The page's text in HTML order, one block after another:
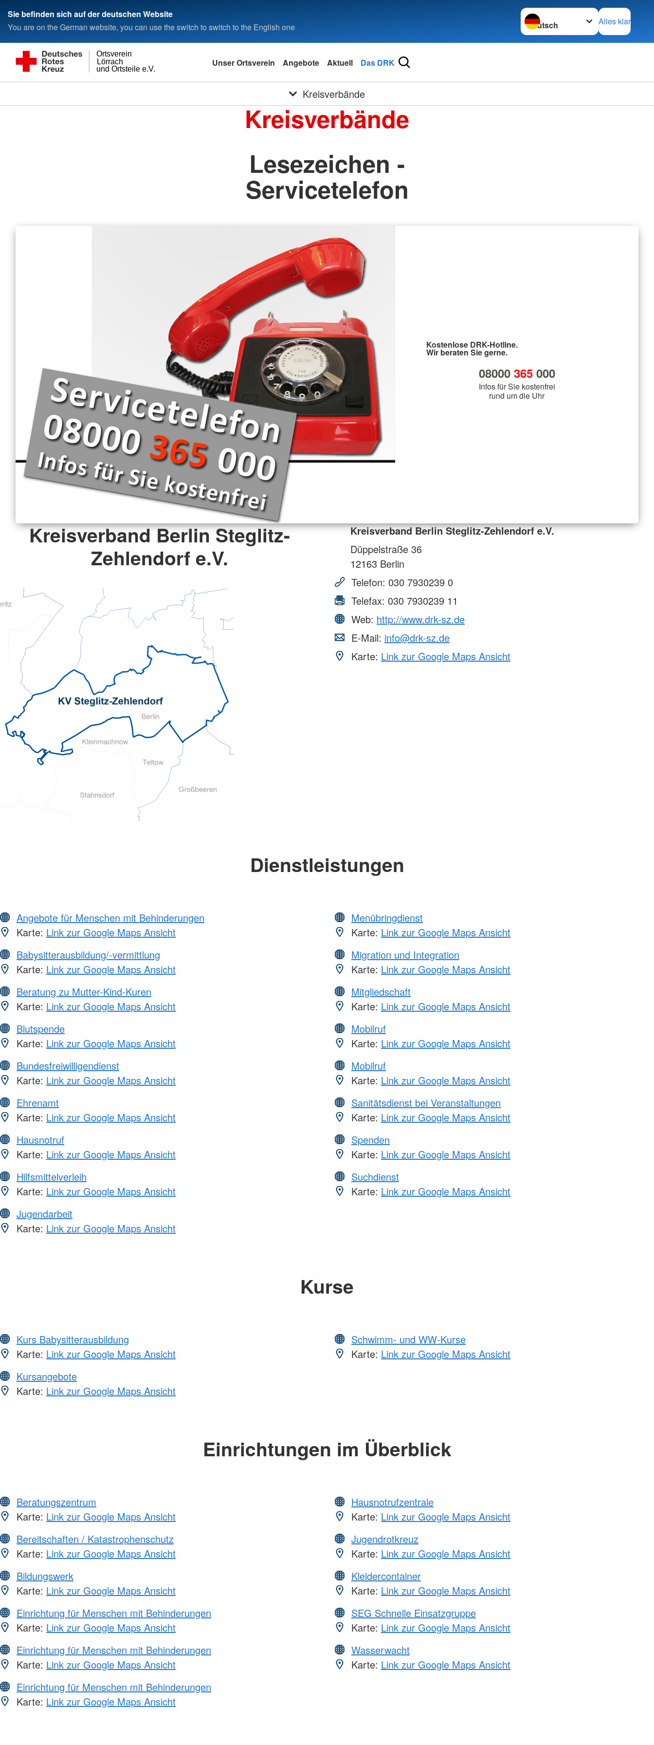
Sie befinden sich auf der deutschen Website
You are on the German website, you can use the switch to switch to the English one
Sprache wechseln zu
Alles klar
und Ortsteile e.V.
Lörrach
Ortsverein
Unser Ortsverein Angebote Aktuell Das DRK
Kreisverbände
Kreisverbände
Lesezeichen -
Servicetelefon
Kostenlose DRK-Hotline.
Wir beraten Sie gerne.
08000 365000
Infos für Sie kostenfrei
rund um die Uhr
Kreisverband Berlin Steglitz-
Zehlendorf e.V.
Kreisverband Berlin Steglitz-Zehlendorf e.V.
Düppelstraße 36
12163 Berlin
Telefon: 030 7930239 0
Telefax: 030 7930239 11
Web: http://www.drk-sz.de
E-Mail: info@drk-sz.de
Karte: Link zur Google Maps Ansicht
Dienstleistungen
Angebote für Menschen mit Behinderungen
Karte: Link zur Google Maps Ansicht
Babysitterausbildung/-vermittlung
Karte: Link zur Google Maps Ansicht
Beratung zu Mutter-Kind-Kuren
Karte: Link zur Google Maps Ansicht
Blutspende
Karte: Link zur Google Maps Ansicht
Bundesfreiwilligendienst
Karte: Link zur Google Maps Ansicht
Ehrenamt
Karte: Link zur Google Maps Ansicht
Hausnotruf
Karte: Link zur Google Maps Ansicht
Hilfsmittelverleih
Karte: Link zur Google Maps Ansicht
Jugendarbeit
Karte: Link zur Google Maps Ansicht
Menübringdienst
Karte: Link zur Google Maps Ansicht
Migration und Integration
Karte: Link zur Google Maps Ansicht
Mitgliedschaft
Karte: Link zur Google Maps Ansicht
Mobilruf
Karte: Link zur Google Maps Ansicht
Mobilruf
Karte: Link zur Google Maps Ansicht
Sanitätsdienst bei Veranstaltungen
Karte: Link zur Google Maps Ansicht
Spenden
Karte: Link zur Google Maps Ansicht
Suchdienst
Karte: Link zur Google Maps Ansicht
Kurse
Kurs Babysitterausbildung
Karte: Link zur Google Maps Ansicht
Kursangebote
Karte: Link zur Google Maps Ansicht
Schwimm- und WW-Kurse
Karte: Link zur Google Maps Ansicht
Einrichtungen im Überblick
Beratungszentrum
Karte: Link zur Google Maps Ansicht
Bereitschaften / Katastrophenschutz
Karte: Link zur Google Maps Ansicht
Bildungswerk
Karte: Link zur Google Maps Ansicht
Einrichtung für Menschen mit Behinderungen
Karte: Link zur Google Maps Ansicht
Einrichtung für Menschen mit Behinderungen
Karte: Link zur Google Maps Ansicht
Einrichtung für Menschen mit Behinderungen
Karte: Link zur Google Maps Ansicht
Hausnotrufzentrale
Karte: Link zur Google Maps Ansicht
Jugendrotkreuz
Karte: Link zur Google Maps Ansicht
Kleidercontainer
Karte: Link zur Google Maps Ansicht
SEG Schnelle Einsatzgruppe
Karte: Link zur Google Maps Ansicht
Wasserwacht
Karte: Link zur Google Maps Ansicht